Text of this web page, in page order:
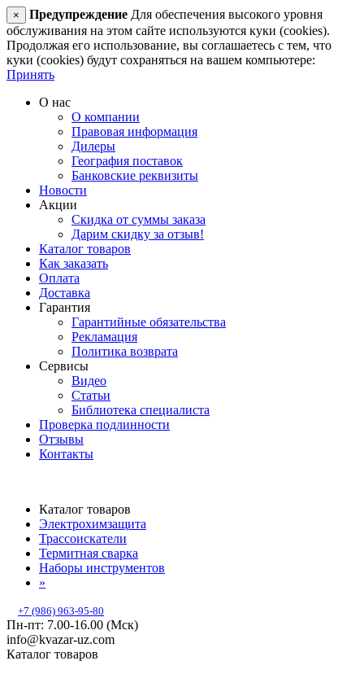
× Предупреждение Для обеспечения высокого уровня
обслуживания на этом сайте используются куки (cookies).
Продолжая его использование, вы соглашаетесь с тем, что
куки (cookies) будут сохраняться на вашем компьютере:
Принять
О нас
О компании
Правовая информация
Дилеры
География поставок
Банковские реквизиты
Новости
Акции
Скидка от суммы заказа
Дарим скидку за отзыв!
Каталог товаров
Как заказать
Оплата
Доставка
Гарантия
Гарантийные обязательства
Рекламация
Политика возврата
Сервисы
Видео
Статьи
Библиотека специалиста
Проверка подлинности
Отзывы
Контакты
Каталог товаров
Электрохимзащита
Трассоискатели
Термитная сварка
Наборы инструментов
»
+7 (986) 963-95-80
Пн-пт: 7.00-16.00 (Мск)
info@kvazar-uz.com
Каталог товаров